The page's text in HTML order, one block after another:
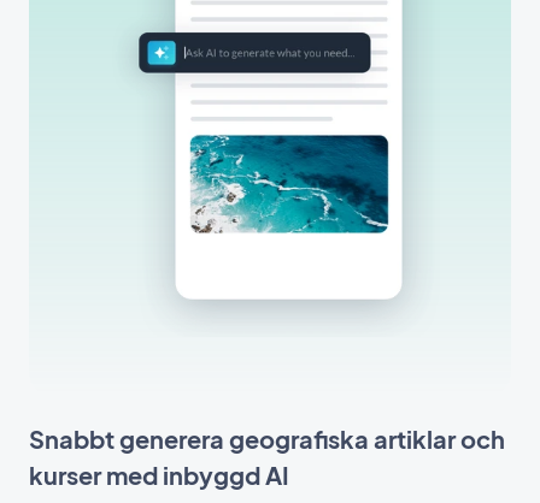
Snabbt generera geografiska artiklar och
kurser med inbyggd AI